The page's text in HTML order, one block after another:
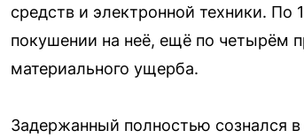
средств и электронной техники.
покушении на неё, ещё по четырём
материального ущерба.
Задержанный полностью сознался